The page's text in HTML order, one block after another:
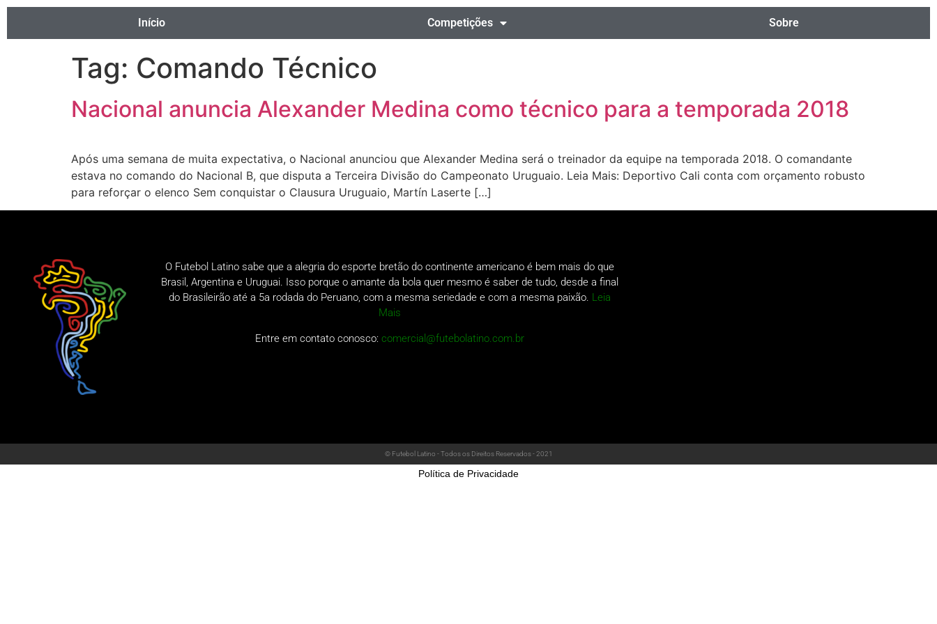
Início Competições Sobre
Tag: Comando Técnico
Nacional anuncia Alexander Medina como técnico para a temporada 2018
Após uma semana de muita expectativa, o Nacional anunciou que Alexander Medina será o treinador da equipe na temporada 2018. O comandante
estava no comando do Nacional B, que disputa a Terceira Divisão do Campeonato Uruguaio. Leia Mais: Deportivo Cali conta com orçamento robusto
para reforçar o elenco Sem conquistar o Clausura Uruguaio, Martín Laserte […]
O Futebol Latino sabe que a alegria do esporte bretão do continente americano é bem mais do que
Brasil, Argentina e Uruguai. Isso porque o amante da bola quer mesmo é saber de tudo, desde a final
do Brasileirão até a 5a rodada do Peruano, com a mesma seriedade e com a mesma paixão. Leia
Mais
Entre em contato conosco:comercial@futebolatino.com.br
© Futebol Latino - Todos os Direitos Reservados - 2021
Política de Privacidade